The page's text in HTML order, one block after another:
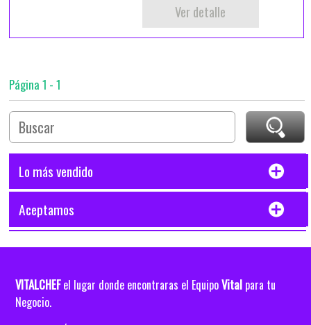
Ver detalle
Página 1 - 1
Lo más vendido
Aceptamos
VITALCHEFel lugar donde encontraras el EquipoVital para tu
Negocio.